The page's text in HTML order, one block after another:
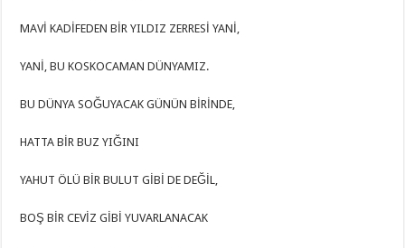
MAVİ KADİFEDEN BİR YILDIZ ZERRESİ YANİ,
YANİ, BU KOSKOCAMAN DÜNYAMIZ.
BU DÜNYA SOĞUYACAK GÜNÜN BİRİNDE,
HATTA BİR BUZ YIĞINI
YAHUT ÖLÜ BİR BULUT GİBİ DE DEĞİL,
BOŞ BİR CEVİZ GİBİ YUVARLANACAK